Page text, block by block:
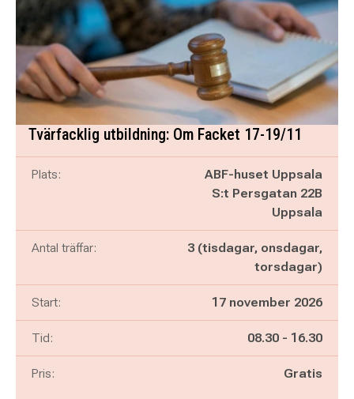
Tvärfacklig utbildning: Om Facket 17-19/11
Plats:
ABF-huset Uppsala
S:t Persgatan 22B
Uppsala
Antal träffar:
3 (tisdagar, onsdagar,
torsdagar)
Start: 17 november 2026
Tid: Pågår mellan
08.30 - och
16.30
Pris: Gratis